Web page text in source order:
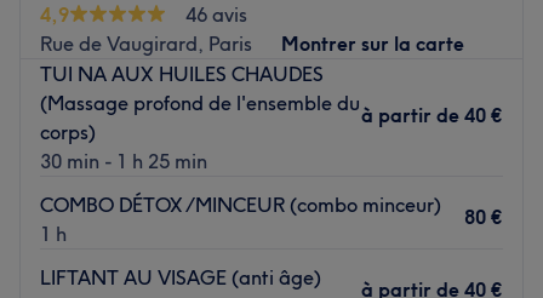
Transports publics les plus proches
À une minute à pied du tram Desnouettes et à quatre
minutes du métro Lourmel.
L’équipe
L’équipe vous accueille chaleureusement. Ses
compétences variées garantissent une approche
personnalisée, offrant des soins relaxants et
4,9
46 avis
Rue de Vaugirard, Paris
Montrer sur la carte
TUI NA AUX HUILES CHAUDES
(Massage profond de l'ensemble du
corps)
30 min - 1 h 25 min
à partir de 40 €
COMBO DÉTOX /MINCEUR (combo minceur)
1 h
80 €
LIFTANT AU VISAGE (anti âge)
à partir de 40 €